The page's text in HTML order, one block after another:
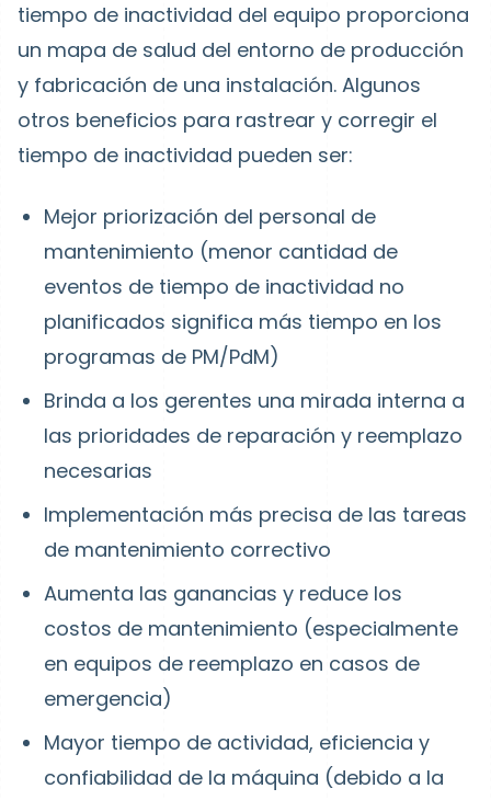
tiempo de inactividad del equipo proporciona
un mapa de salud del entorno de producción
y fabricación de una instalación. Algunos
otros beneficios para rastrear y corregir el
tiempo de inactividad pueden ser:
Mejor priorización del personal de
mantenimiento (menor cantidad de
eventos de tiempo de inactividad no
planificados significa más tiempo en los
programas de PM/PdM)
Brinda a los gerentes una mirada interna a
las prioridades de reparación y reemplazo
necesarias
Implementación más precisa de las tareas
de mantenimiento correctivo
Aumenta las ganancias y reduce los
costos de mantenimiento (especialmente
en equipos de reemplazo en casos de
emergencia)
Mayor tiempo de actividad, eficiencia y
confiabilidad de la máquina (debido a la